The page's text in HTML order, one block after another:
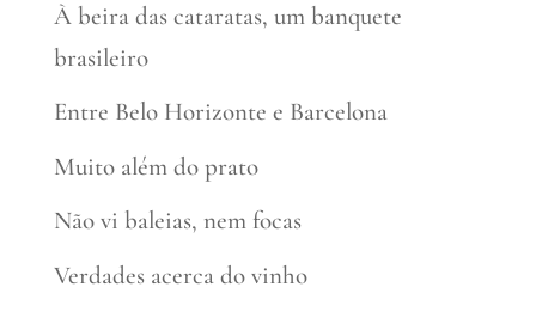
À beira das cataratas, um banquete
brasileiro
Entre Belo Horizonte e Barcelona
Muito além do prato
Não vi baleias, nem focas
Verdades acerca do vinho